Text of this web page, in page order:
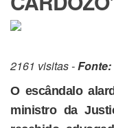
2161 visitas -Fonte:
O escândalo
ministro da